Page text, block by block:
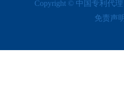
Copyright © 中国专利代
免责声明